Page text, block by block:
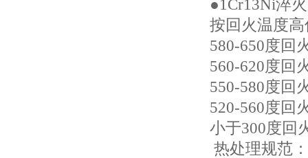
●1Cr13Ni淬
按回火温度
580-650度回
560-620度回
550-580度回
520-560度回
小于300度回
热处理规范